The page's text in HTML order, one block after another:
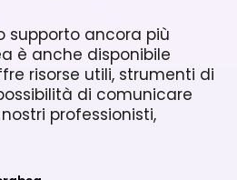
supporto ancora più
è anche disponibile
risorse utili, strumenti di
di comunicare
professionisti,